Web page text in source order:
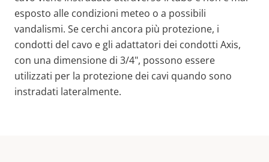
esposto alle condizioni meteo o a possibili
vandalismi. Se cerchi ancora più protezione, i
condotti del cavo e gli adattatori dei condotti Axis,
con una dimensione di 3/4", possono essere
utilizzati per la protezione dei cavi quando sono
instradati lateralmente.